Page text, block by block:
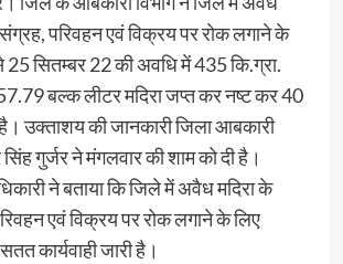
परिवहन एवं विक्रय पर रोक लगाने के
25 सितम्बर 22 की अवधि में 435 कि.ग्रा.
बल्क लीटर मदिरा जप्त कर नष्ट कर 40
उक्ताशय की जानकारी जिला आबकारी
गुर्जर ने मंगलवार की शाम को दी है।
ने बताया कि जिले में अवैध मदिरा के
एवं विक्रय पर रोक लगाने के लिए
कार्यवाही जारी है।